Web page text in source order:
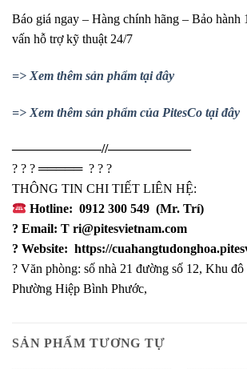
Báo giá ngay – Hàng chính hãng – Bảo hành
vấn hỗ trợ kỹ thuật 24/7
=> Xem thêm sản phẩm tại đây
=> Xem thêm sản phẩm của PitesCo tại đây
——————––//——————–
? ? ? ═════ ? ? ?
THÔNG TIN CHI TIẾT LIÊN HỆ:
Hotline: 0912 300 549 (Mr. Trí)
? Email: T ri@pitesvietnam.com
? Website: https://
? Văn phòng: số nhà 21 đường số 12, Khu
Phường Hiệp Bình Phước,
SẢN PHẨM TƯƠNG TỰ